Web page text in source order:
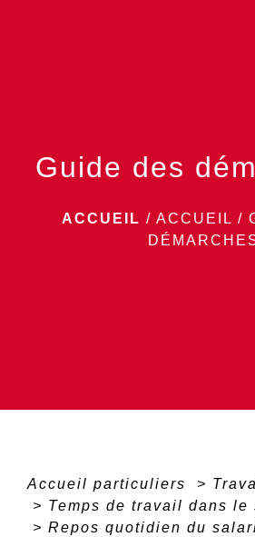
Guide des
ACCUEIL / ACCUEIL /
Accueil particuliers >
> Temps de travail dans le
> Repos quotidien du